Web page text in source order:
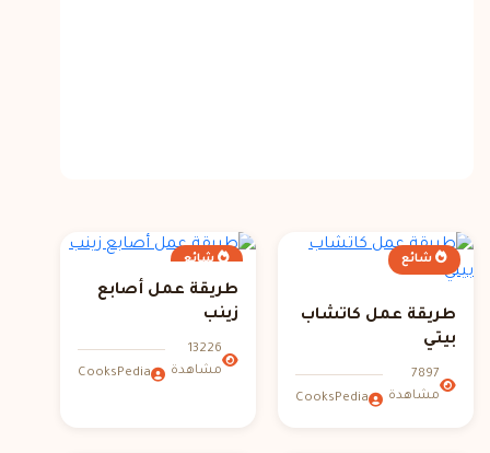
شائع
طريقة عمل كاتشاب
بيتي
7897
مشاهدة
CooksPedia
شائع
طريقة عمل أصابع
زينب
13226
مشاهدة
CooksPedia